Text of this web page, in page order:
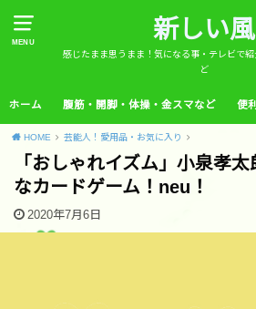
MENU 新しい風
感じたまま思うまま！気になる事・テレビで
ど
ホーム 腹筋・開脚・体操・金スマなど 便
HOME 芸能人！愛用品・お気に入り
「おしゃれイズム」小泉孝
なカードゲーム！neu！
2020年7月6日